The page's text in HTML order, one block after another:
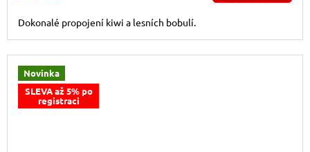
Dokonalé propojení kiwi a lesních bobulí.
Novinka
SLEVA až 5% po
registraci